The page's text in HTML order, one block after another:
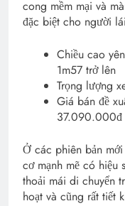
cong mềm mại và
đặc biệt cho người
Chiều cao
1m57 trở lên
Trọng lượng
Giá bán đề
37.090.000đ
Ở các phiên bản
cơ mạnh mẽ có hiệu
thoải mái di chuyển
hoạt và cũng rất tiết